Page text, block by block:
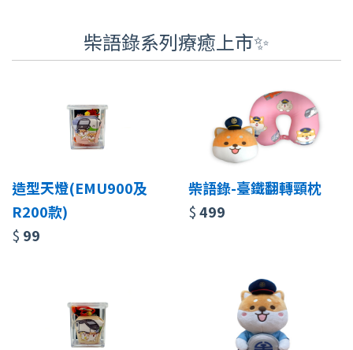
柴語錄系列療癒上市✨
造型天燈(EMU900及
R200款)
$ 99
柴語錄-臺鐵翻轉頸枕
$499